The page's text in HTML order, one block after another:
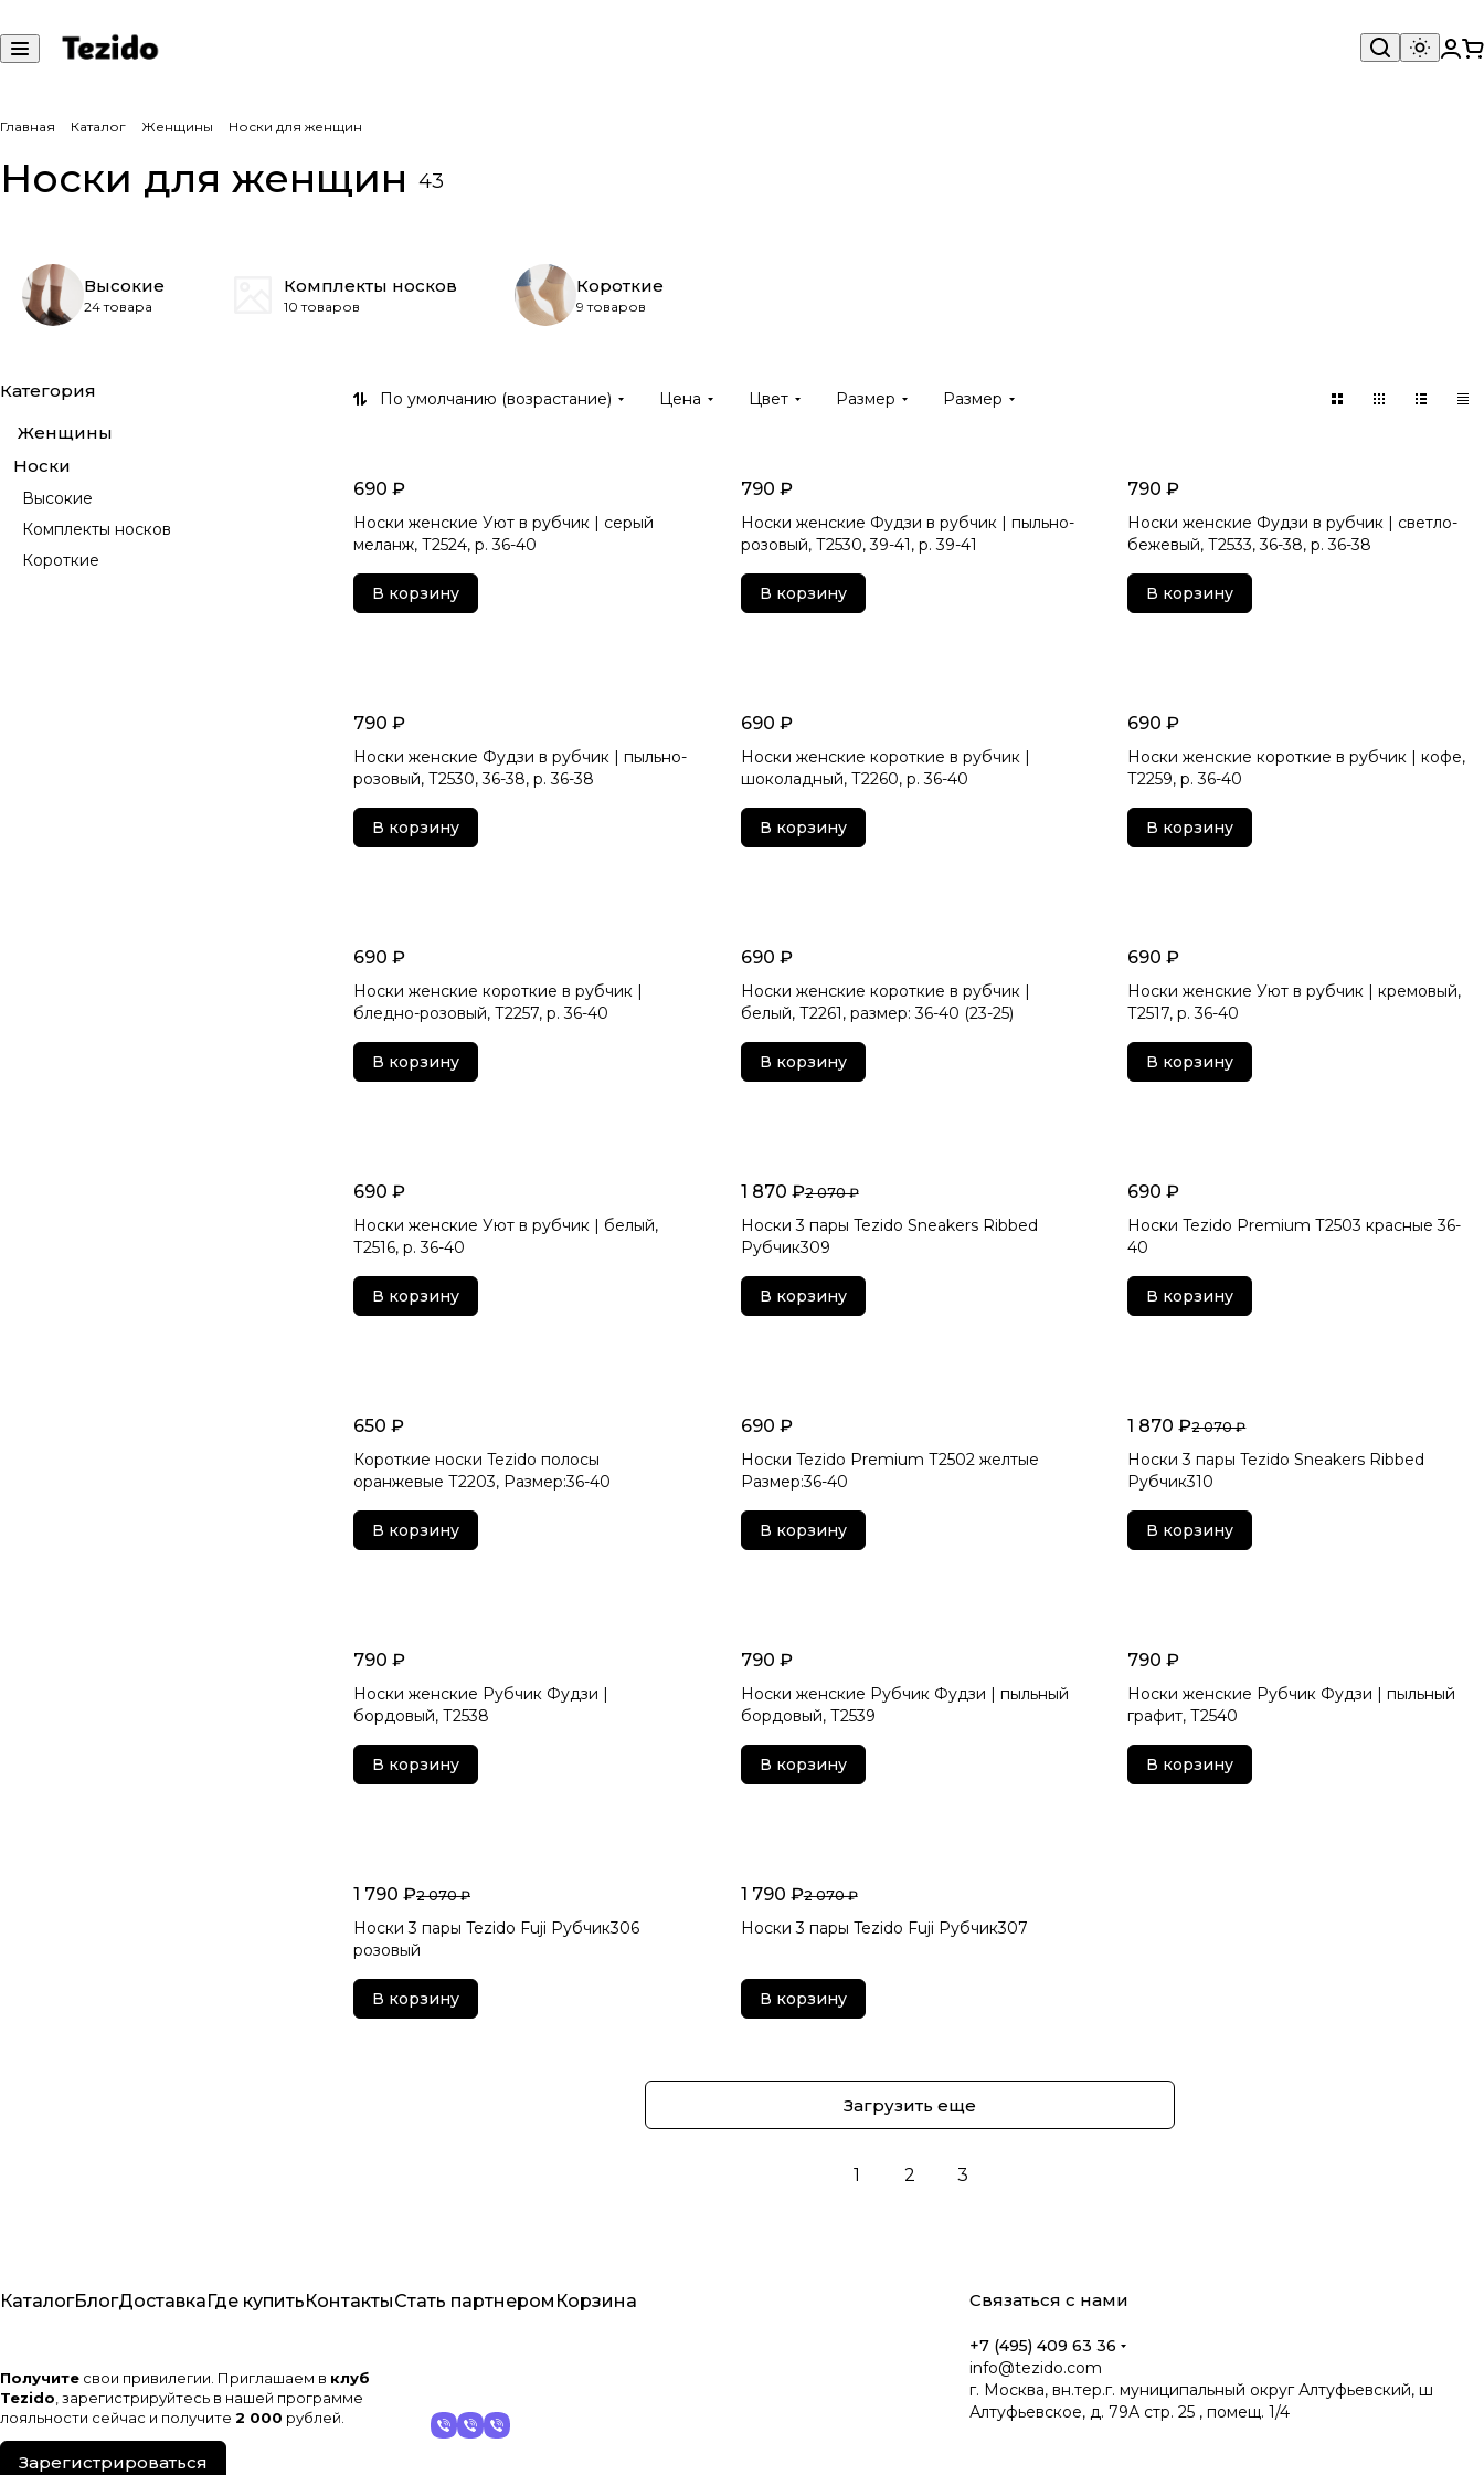
Главная Каталог Женщины Носки для женщин
Носки для женщин 43
Высокие
24 товара
Комплекты носков
10 товаров
Короткие
9 товаров
По умолчанию (возрастание) Цена Цвет Размер Размер
690 ₽
Носки женские Уют в рубчик | серый
меланж, Т2524, р. 36-40
В корзину
790 ₽
Носки женские Фудзи в рубчик | пыльно-
розовый, Т2530, 39-41, р. 39-41
В корзину
790 ₽
Носки женские Фудзи в рубчик | светло-
бежевый, Т2533, 36-38, р. 36-38
В корзину
790 ₽
Носки женские Фудзи в рубчик | пыльно-
розовый, Т2530, 36-38, р. 36-38
В корзину
690 ₽
Носки женские короткие в рубчик |
шоколадный, Т2260, р. 36-40
В корзину
690 ₽
Носки женские короткие в рубчик | кофе,
Т2259, р. 36-40
В корзину
690 ₽
Носки женские короткие в рубчик |
бледно-розовый, Т2257, р. 36-40
В корзину
690 ₽
Носки женские короткие в рубчик |
белый, Т2261, размер: 36-40 (23-25)
В корзину
690 ₽
Носки женские Уют в рубчик | кремовый,
Т2517, р. 36-40
В корзину
690 ₽
Носки женские Уют в рубчик | белый,
Т2516, р. 36-40
В корзину
1 870 ₽2 070 ₽
Носки 3 пары Tezido Sneakers Ribbed
Рубчик309
В корзину
690 ₽
Носки Tezido Premium Т2503 красные 36-
40
В корзину
650 ₽
Короткие носки Tezido полосы
оранжевые Т2203, Размер:36-40
В корзину
690 ₽
Носки Tezido Premium Т2502 желтые
Размер:36-40
В корзину
1 870 ₽2 070 ₽
Носки 3 пары Tezido Sneakers Ribbed
Рубчик310
В корзину
790 ₽
Носки женские Рубчик Фудзи |
бордовый, Т2538
В корзину
790 ₽
Носки женские Рубчик Фудзи | пыльный
бордовый, Т2539
В корзину
790 ₽
Носки женские Рубчик Фудзи | пыльный
графит, Т2540
В корзину
1 790 ₽2 070 ₽
Носки 3 пары Tezido Fuji Рубчик306
розовый
В корзину
1 790 ₽2 070 ₽
Носки 3 пары Tezido Fuji Рубчик307
В корзину
Загрузить еще
1 2 3
Категория
Женщины
Носки
Высокие
Комплекты носков
Короткие
КаталогБлогДоставкаГде купитьКонтактыСтать партнером Корзина
Получите свои привилегии. Приглашаем в клуб
Tezido , зарегистрируйтесь в нашей программе
лояльности сейчас и получите 2 000 рублей.
Зарегистрироваться
Связаться с нами
+7 (495) 409 63 36
info@tezido.com
г. Москва, вн.тер.г. муниципальный округ Алтуфьевский, ш
Алтуфьевское, д. 79А стр. 25 , помещ. 1/4